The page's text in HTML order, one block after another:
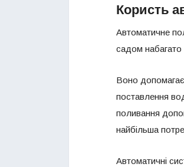
Користь
Автоматичне
садом набагато
Воно допомагає
поставлення
поливання
найбільша
Автоматичні